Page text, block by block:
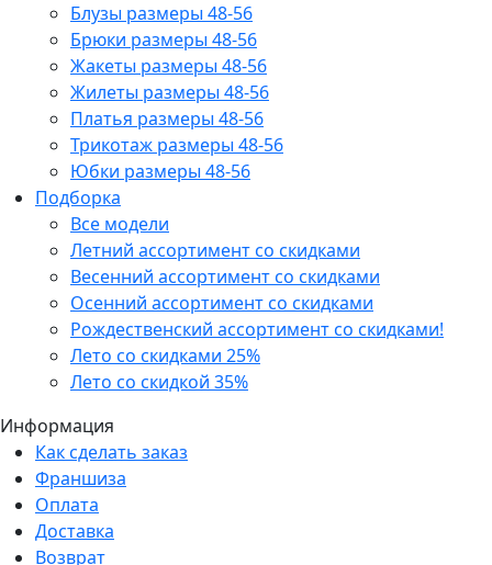
Блузы размеры 48-56
Брюки размеры 48-56
Жакеты размеры 48-56
Жилеты размеры 48-56
Платья размеры 48-56
Трикотаж размеры 48-56
Юбки размеры 48-56
Подборка
Все модели
Летний ассортимент со скидками
Весенний ассортимент со скидками
Осенний ассортимент со скидками
Рождественский ассортимент со скидками!
Лето со скидками 25%
Лето со скидкой 35%
Информация
Как сделать заказ
Франшиза
Оплата
Доставка
Возврат